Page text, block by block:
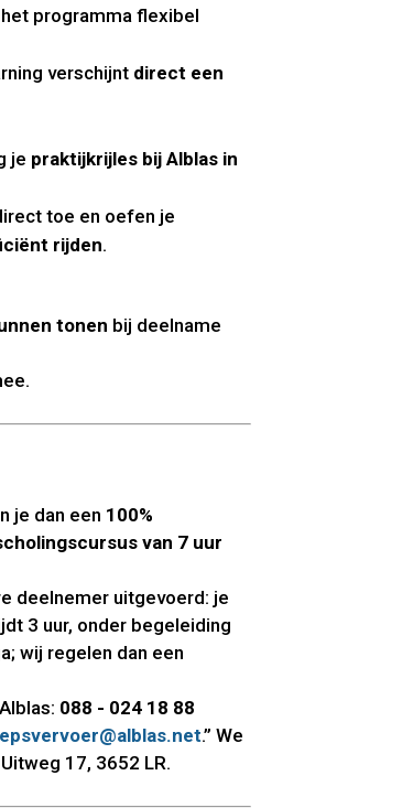
programma flexibel
verschijnt direct een
je praktijkrijles bij Alblas in
toe en oefen je
rijden.
tonen bij deelname
je dan een 100%
van 7 uur
deelnemer uitgevoerd: je
3 uur, onder begeleiding
wij regelen dan een
088 - 024 18 88
.” We
17, 3652 LR.